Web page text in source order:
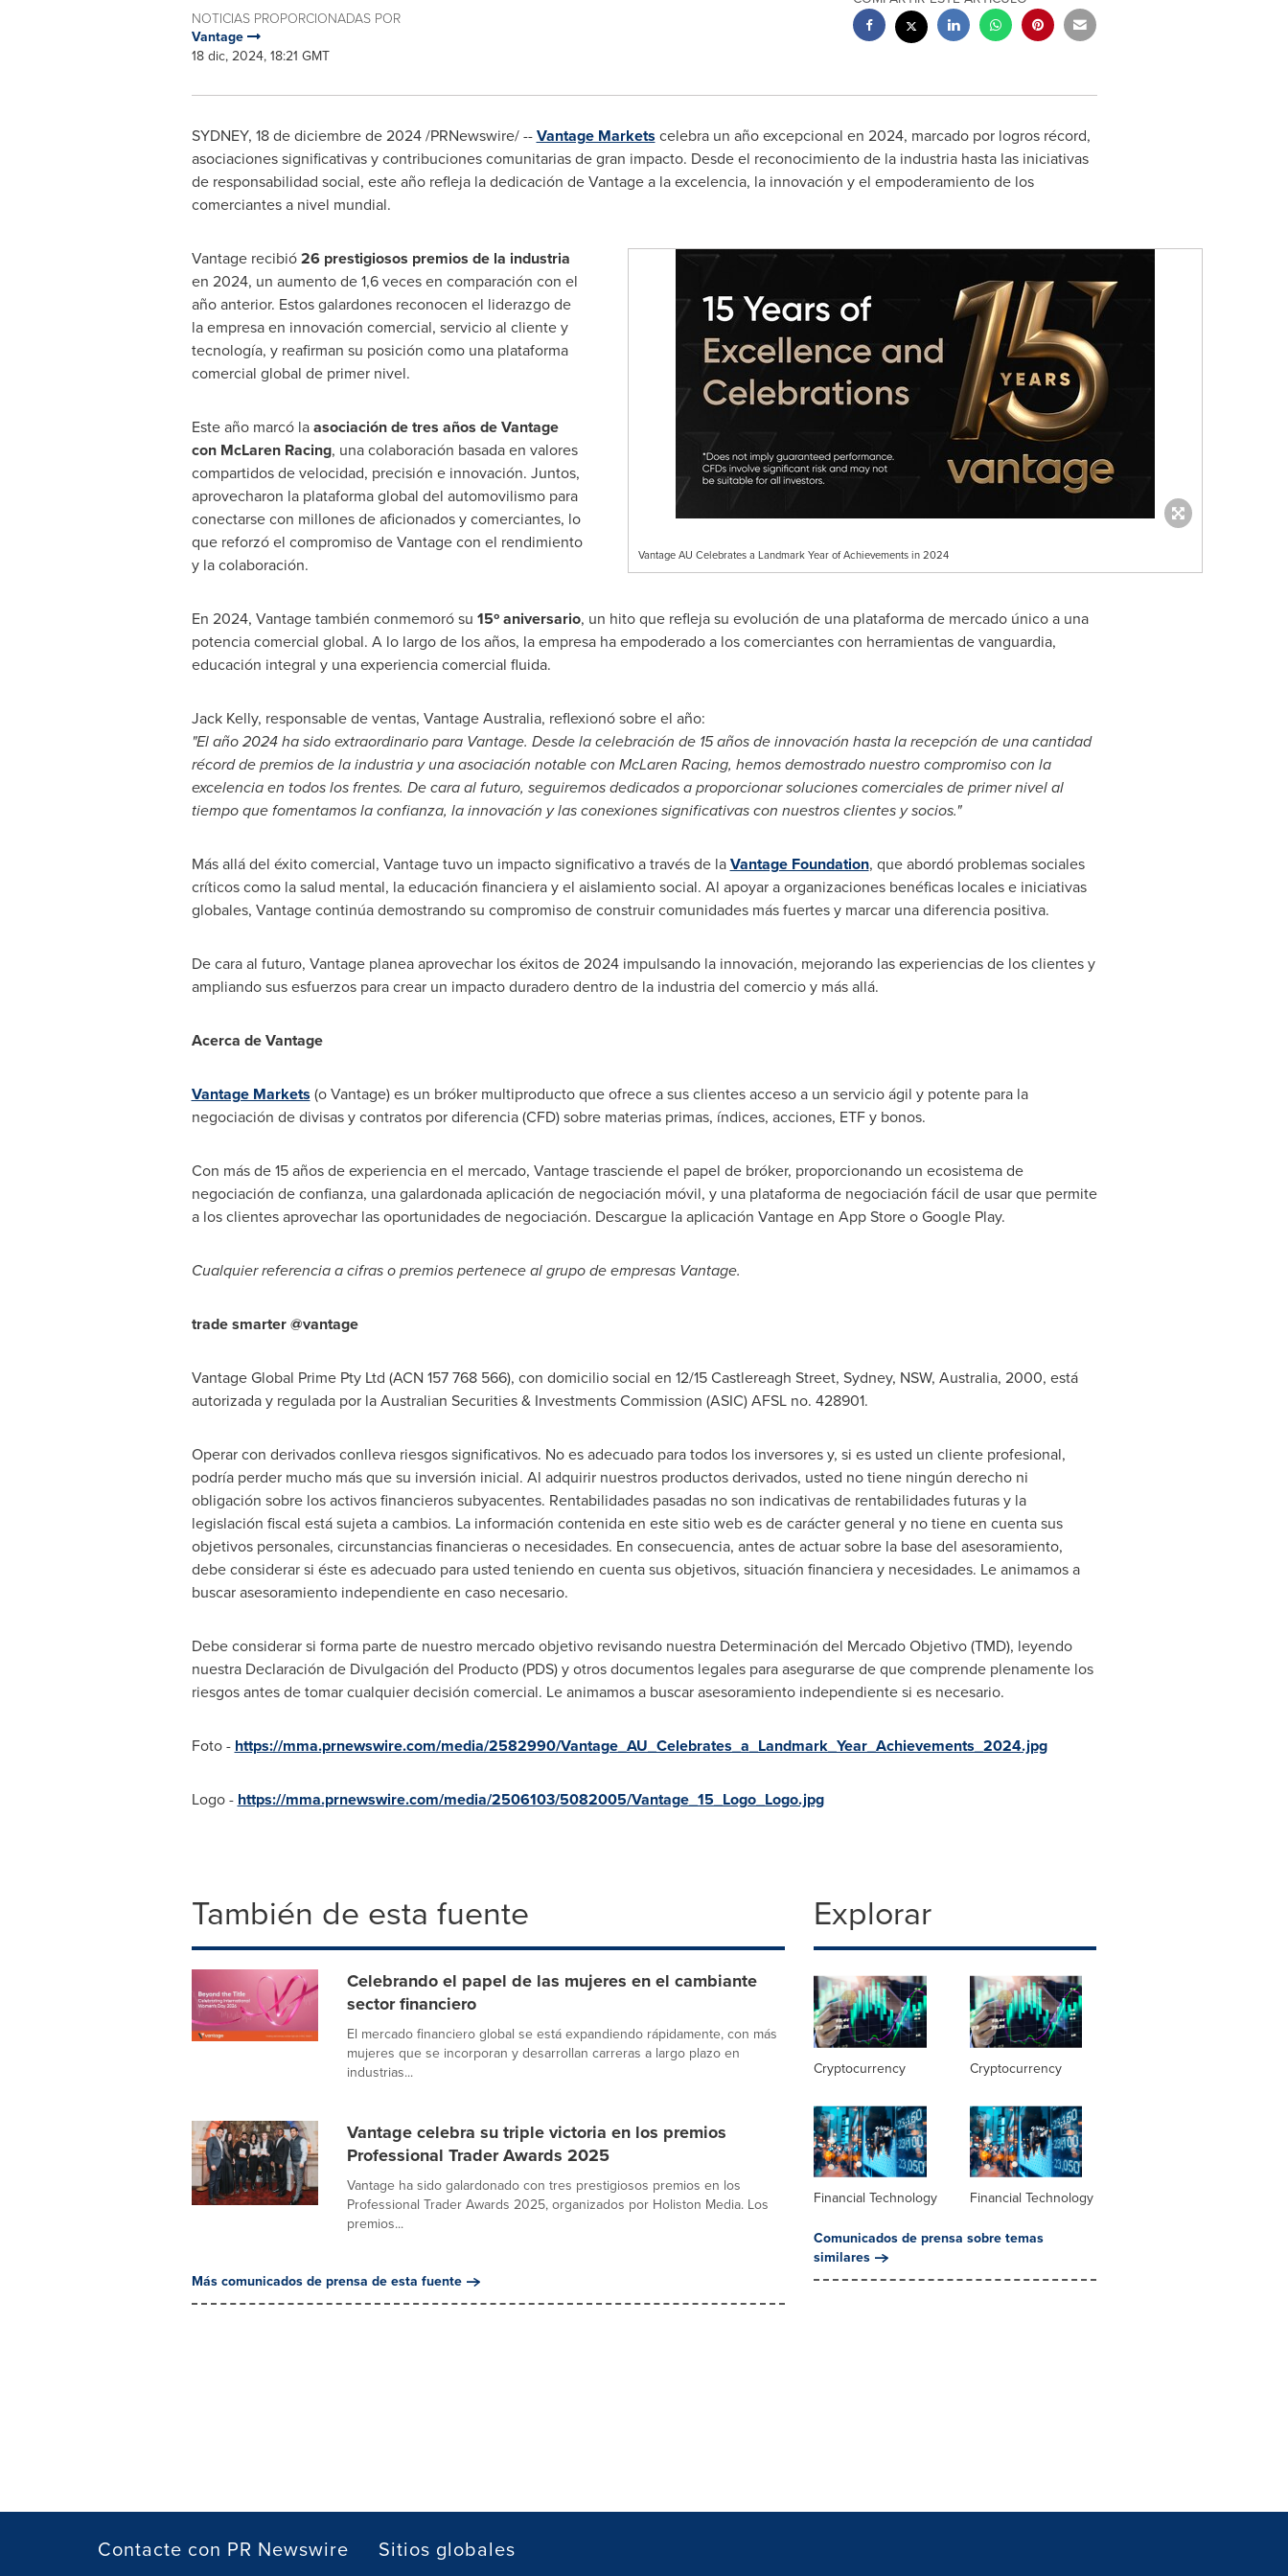
NOTICIAS PROPORCIONADAS POR
Vantage
18 dic, 2024, 18:21 GMT
SYDNEY, 18 de diciembre de 2024/PRNewswire/ --Vantage Markets celebra un año excepcional en 2024, marcado por logros récord,
asociaciones significativas y contribuciones comunitarias de gran impacto. Desde el reconocimiento de la industria hasta las iniciativas
de responsabilidad social, este año refleja la dedicación de Vantage a la excelencia, la innovación y el empoderamiento de los
comerciantes a nivel mundial.
Vantage AU Celebrates a Landmark Year of Achievements in 2024
Vantage recibió26 prestigiosos premios de la industria
en 2024, un aumento de 1,6 veces en comparación con el
año anterior. Estos galardones reconocen el liderazgo de
la empresa en innovación comercial, servicio al cliente y
tecnología, y reafirman su posición como una plataforma
comercial global de primer nivel.
Este año marcó laasociación de tres años de Vantage
con McLaren Racing, una colaboración basada en valores
compartidos de velocidad, precisión e innovación. Juntos,
aprovecharon la plataforma global del automovilismo para
conectarse con millones de aficionados y comerciantes, lo
que reforzó el compromiso de Vantage con el rendimiento
y la colaboración.
En 2024, Vantage también conmemoró su 15º aniversario, un hito que refleja su evolución de una plataforma de mercado único a una
potencia comercial global. A lo largo de los años, la empresa ha empoderado a los comerciantes con herramientas de vanguardia,
educación integral y una experiencia comercial fluida.
Jack Kelly, responsable de ventas, Vantage Australia, reflexionó sobre el año:
"El año 2024 ha sido extraordinario para Vantage. Desde la celebración de 15 años de innovación hasta la recepción de una cantidad
récord de premios de la industria y una asociación notable con McLaren Racing, hemos demostrado nuestro compromiso con la
excelencia en todos los frentes. De cara al futuro, seguiremos dedicados a proporcionar soluciones comerciales de primer nivel al
tiempo que fomentamos la confianza, la innovación y las conexiones significativas con nuestros clientes y socios."
Más allá del éxito comercial, Vantage tuvo un impacto significativo a través de laVantage Foundation, que abordó problemas sociales
críticos como la salud mental, la educación financiera y el aislamiento social. Al apoyar a organizaciones benéficas locales e iniciativas
globales, Vantage continúa demostrando su compromiso de construir comunidades más fuertes y marcar una diferencia positiva.
De cara al futuro, Vantage planea aprovechar los éxitos de 2024 impulsando la innovación, mejorando las experiencias de los clientes y
ampliando sus esfuerzos para crear un impacto duradero dentro de la industria del comercio y más allá.
Acerca de Vantage
Vantage Markets (o Vantage) es un bróker multiproducto que ofrece a sus clientes acceso a un servicio ágil y potente para la
negociación de divisas y contratos por diferencia (CFD) sobre materias primas, índices, acciones, ETF y bonos.
Con más de 15 años de experiencia en el mercado, Vantage trasciende el papel de bróker, proporcionando un ecosistema de
negociación de confianza, una galardonada aplicación de negociación móvil, y una plataforma de negociación fácil de usar que permite
a los clientes aprovechar las oportunidades de negociación. Descargue la aplicación Vantage en App Storeo Google Play.
Cualquier referencia a cifras o premios pertenece al grupo de empresas Vantage.
trade smarter @vantage
Vantage Global Prime Pty Ltd (ACN 157 768 566), con domicilio social en 12/15 Castlereagh Street, Sydney, NSW, Australia, 2000, está
autorizada y regulada por la Australian Securities & Investments Commission (ASIC) AFSL no. 428901.
Operar con derivados conlleva riesgos significativos. No es adecuado para todos los inversores y, si es usted un cliente profesional,
podría perder mucho más que su inversión inicial. Al adquirir nuestros productos derivados, usted no tiene ningún derecho ni
obligación sobre los activos financieros subyacentes. Rentabilidades pasadas no son indicativas de rentabilidades futuras y la
legislación fiscal está sujeta a cambios. La información contenida en este sitio web es de carácter general y no tiene en cuenta sus
objetivos personales, circunstancias financieras o necesidades. En consecuencia, antes de actuar sobre la base del asesoramiento,
debe considerar si éste es adecuado para usted teniendo en cuenta sus objetivos, situación financiera y necesidades. Le animamos a
buscar asesoramiento independiente en caso necesario.
Debe considerar si forma parte de nuestro mercado objetivo revisando nuestra Determinación del Mercado Objetivo (TMD), leyendo
nuestra Declaración de Divulgación del Producto (PDS) y otros documentos legales para asegurarse de que comprende plenamente los
riesgos antes de tomar cualquier decisión comercial. Le animamos a buscar asesoramiento independiente si es necesario.
Foto - https://mma.prnewswire.com/media/2582990/Vantage_AU_Celebrates_a_Landmark_Year_Achievements_2024.jpg
Logo - https://mma.prnewswire.com/media/2506103/5082005/Vantage_15_Logo_Logo.jpg
También de esta fuente
Celebrando el papel de las mujeres en el cambiante
sector financiero
El mercado financiero global se está expandiendo rápidamente, con más
mujeres que se incorporan y desarrollan carreras a largo plazo en
industrias...
Vantage celebra su triple victoria en los premios
Professional Trader Awards 2025
Vantage ha sido galardonado con tres prestigiosos premios en los
Professional Trader Awards 2025, organizados por Holiston Media. Los
premios...
Más comunicados de prensa de esta fuente
Explorar
Cryptocurrency Cryptocurrency
Financial Technology
Financial Technology
Comunicados de prensa sobre temas
similares
Contacte con PR Newswire Sitios globales